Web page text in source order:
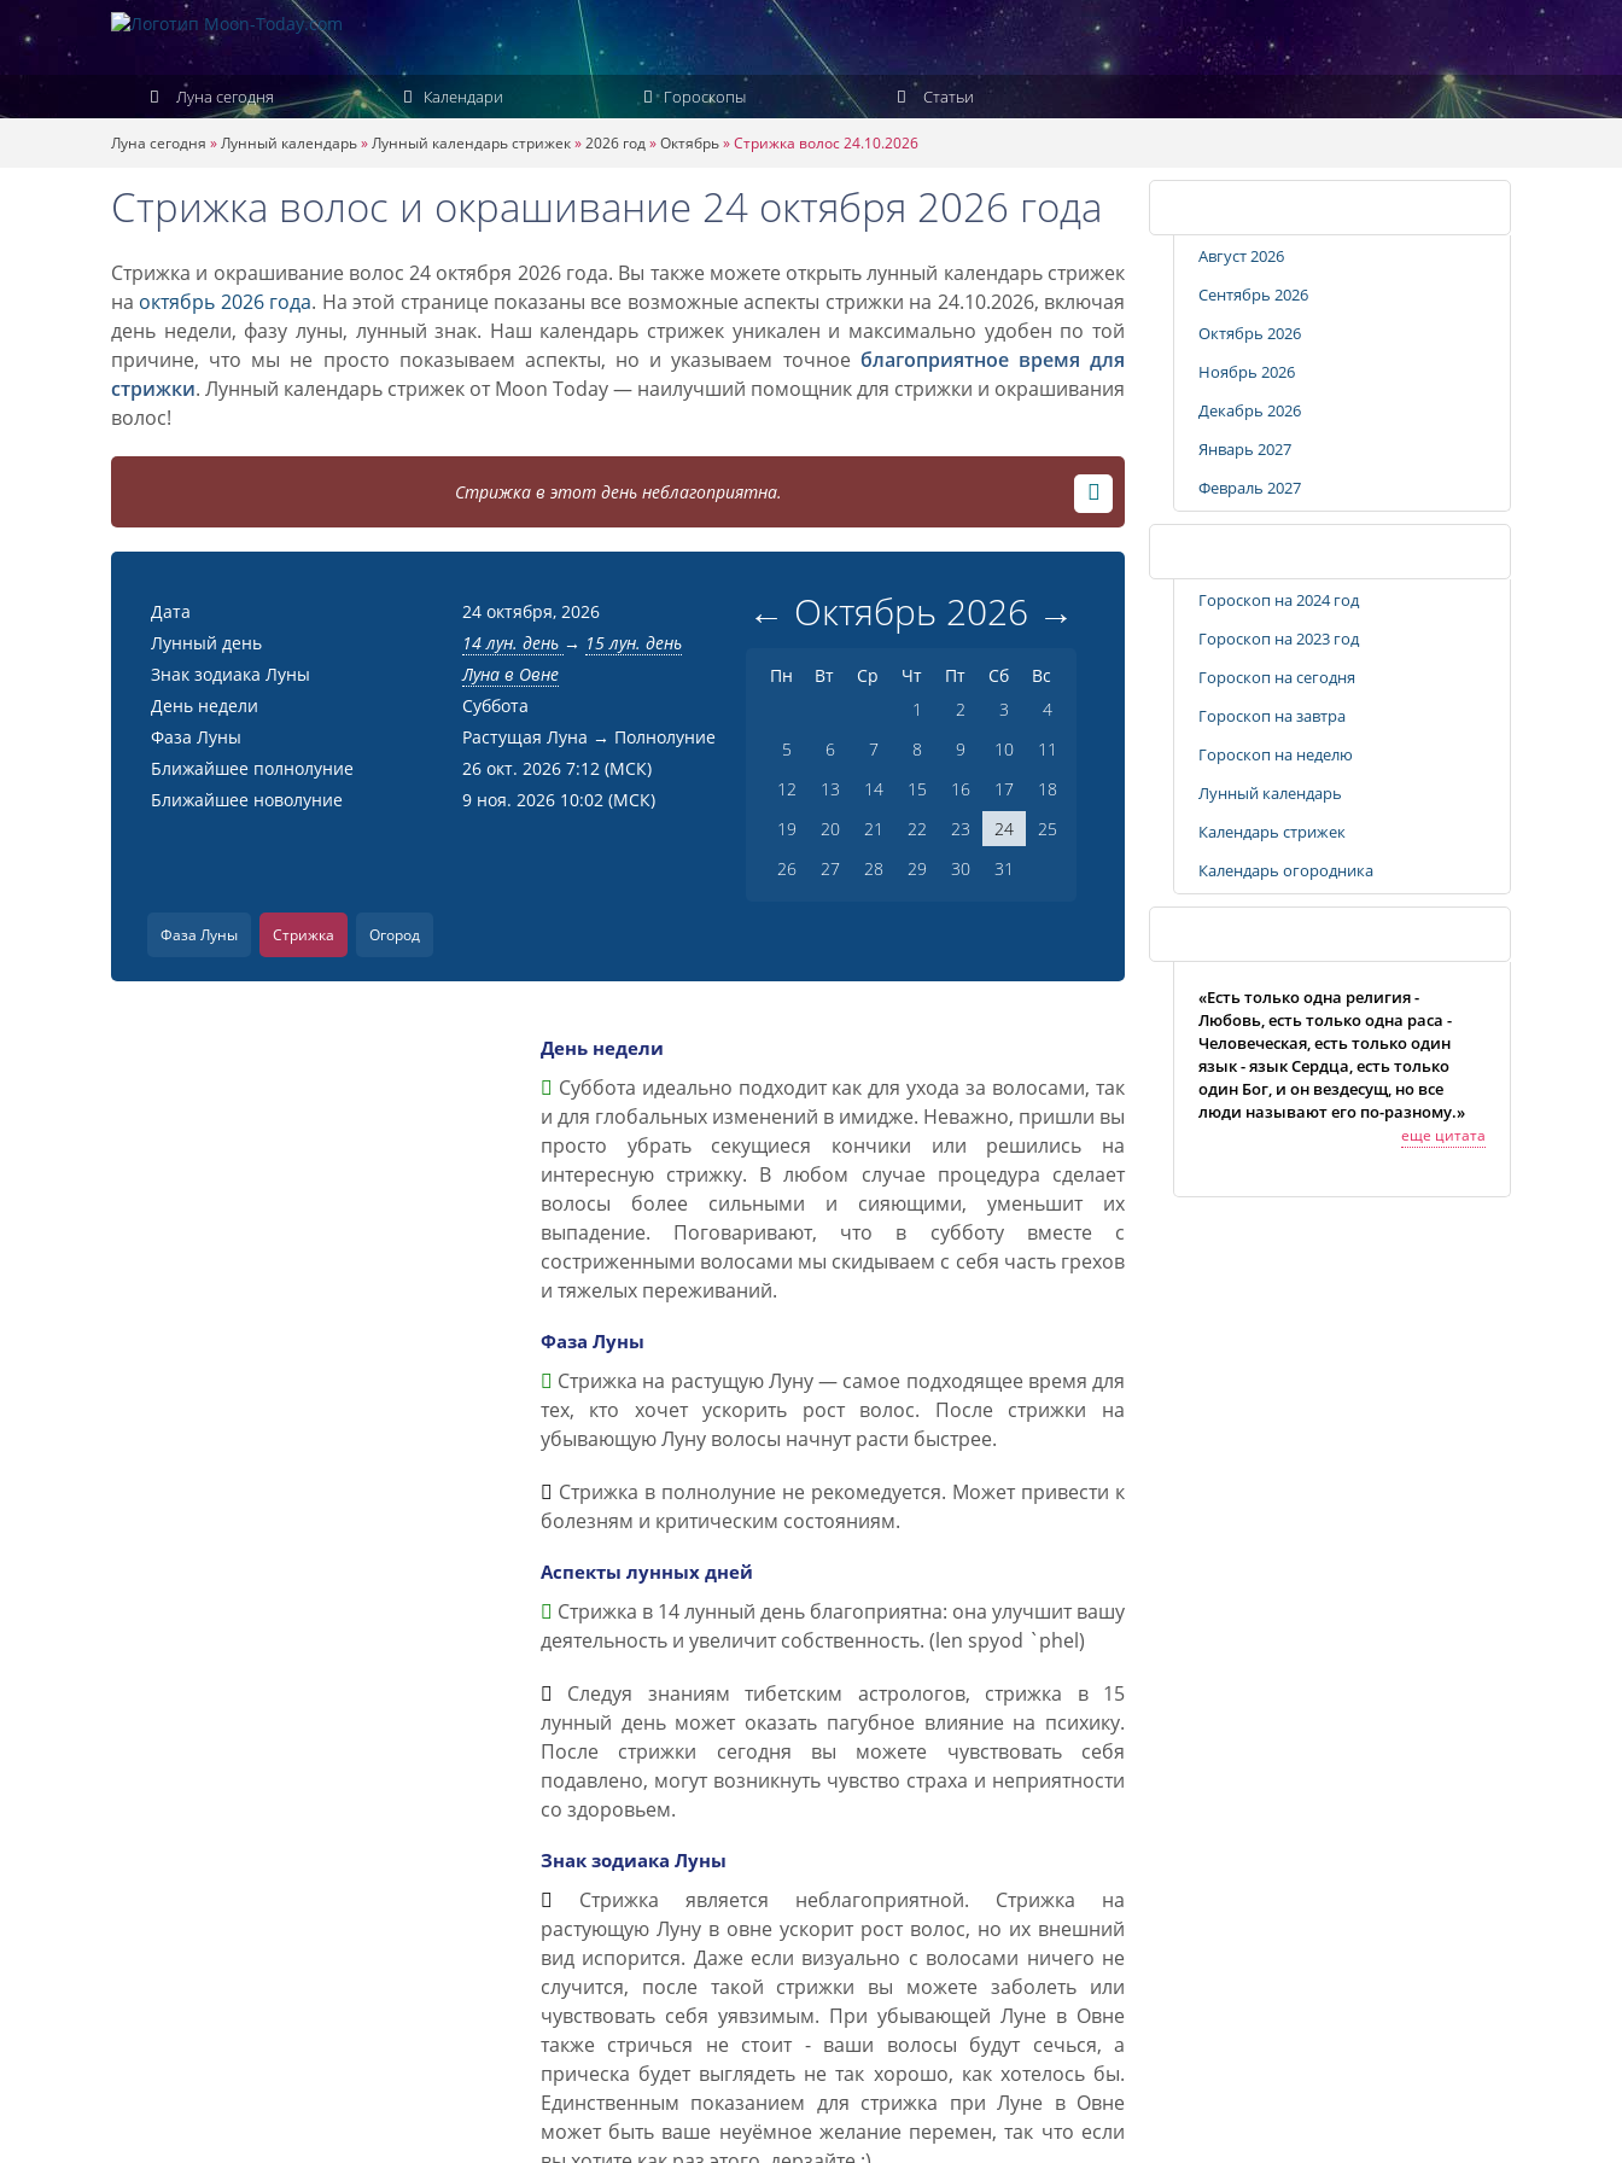
Луна сегодня Календари Гороскопы Статьи
Луна сегодня »Лунный календарь»Лунный календарь стрижек»2026 год»Октябрь»Стрижка волос 24.10.2026
Стрижка волос и окрашивание 24 октября 2026 года
Стрижка и окрашивание волос 24 октября 2026 года. Вы также можете открыть лунный календарь стрижек
на октябрь 2026 года. На этой странице показаны все возможные аспекты стрижки на 24.10.2026, включая
день недели, фазу луны, лунный знак. Наш календарь стрижек уникален и максимально удобен по той
причине, что мы не просто показываем аспекты, но и указываем точное благоприятное время для
стрижки. Лунный календарь стрижек от Moon Today — наилучший помощник для стрижки и окрашивания
волос!
Стрижка в этот день неблагоприятна.
Дата
24 октября, 2026
Лунный день
14 лун. день → 15 лун. день
Знак зодиака Луны
Луна в Овне
День недели
Суббота
Фаза Луны
Растущая Луна → Полнолуние
Ближайшее полнолуние
26 окт. 2026 7:12 (МСК)
Ближайшее новолуние
9 ноя. 2026 10:02 (МСК)
← Октябрь 2026 →
Пн Вт Ср Чт Пт Сб
Вс
1
2 3
4
5
6 7 8 9 10
11
12
13 14 15 16 17
18
19
20 21 22 23 24
25
26
27 28 29 30 31
Фаза Луны Стрижка Огород
День недели
Суббота идеально подходит как для ухода за волосами, так
и для глобальных изменений в имидже. Неважно, пришли вы
просто убрать секущиеся кончики или решились на
интересную стрижку. В любом случае процедура сделает
волосы более сильными и сияющими, уменьшит их
выпадение. Поговаривают, что в субботу вместе с
состриженными волосами мы скидываем с себя часть грехов
и тяжелых переживаний.
Фаза Луны
Стрижка на растущую Луну — самое подходящее время для
тех, кто хочет ускорить рост волос. После стрижки на
убывающую Луну волосы начнут расти быстрее.
Стрижка в полнолуние не рекомедуется. Может привести к
болезням и критическим состояниям.
Аспекты лунных дней
Стрижка в 14 лунный день благоприятна: она улучшит вашу
деятельность и увеличит собственность. (len spyod `phel)
Следуя знаниям тибетским астрологов, стрижка в 15
лунный день может оказать пагубное влияние на психику.
После стрижки сегодня вы можете чувствовать себя
подавлено, могут возникнуть чувство страха и неприятности
со здоровьем.
Знак зодиака Луны
Стрижка является неблагоприятной. Стрижка на
растующую Луну в овне ускорит рост волос, но их внешний
вид испорится. Даже если визуально с волосами ничего не
случится, после такой стрижки вы можете заболеть или
чувствовать себя уявзимым. При убывающей Луне в Овне
также стричься не стоит - ваши волосы будут сечься, а
прическа будет выглядеть не так хорошо, как хотелось бы.
Единственным показанием для стрижка при Луне в Овне
может быть ваше неуёмное желание перемен, так что если
Август 2026
Сентябрь 2026
Октябрь 2026
Ноябрь 2026
Декабрь 2026
Январь 2027
Февраль 2027
Гороскоп на 2024 год
Гороскоп на 2023 год
Гороскоп на сегодня
Гороскоп на завтра
Гороскоп на неделю
Лунный календарь
Календарь стрижек
Календарь огородника
«Есть только одна религия -
Любовь, есть только одна раса -
Человеческая, есть только один
язык - язык Сердца, есть только
один Бог, и он вездесущ, но все
люди называют его по-разному.»
еще цитата